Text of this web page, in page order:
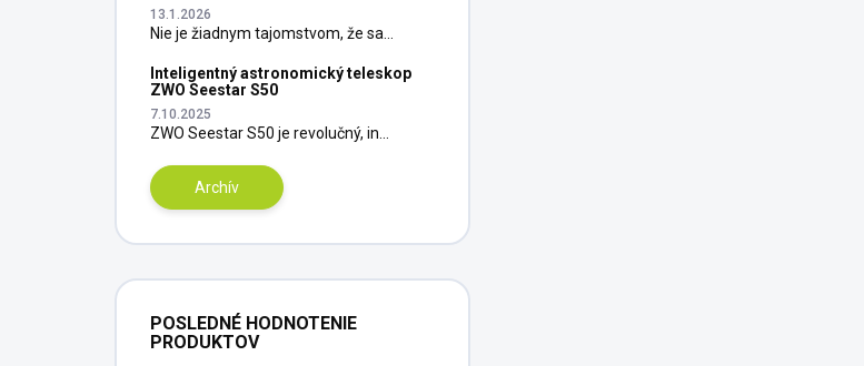
13.1.2026
Nie je žiadnym tajomstvom, že sa...
Inteligentný astronomický teleskop
ZWO Seestar S50
7.10.2025
ZWO Seestar S50 je revolučný, in...
Archív
POSLEDNÉ HODNOTENIE
PRODUKTOV